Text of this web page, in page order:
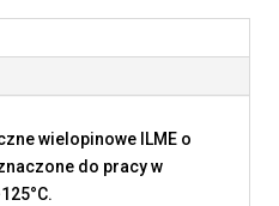
wielopinowe ILME o
do pracy w